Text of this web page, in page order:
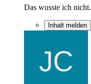
Das wusste ich nicht.
Inhalt melden